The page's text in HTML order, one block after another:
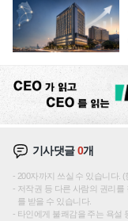
기사댓글0개
200자까지 쓰실 수 있습니다. (
저작권 등 다른 사람의 권리를
를 받을 수 있습니다.
타인에게 불쾌감을 주는 욕설